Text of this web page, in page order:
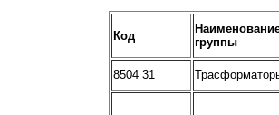
Код
группы
8504 31